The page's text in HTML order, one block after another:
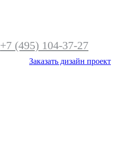
+7 (495) 104-37-27
Заказать дизайн проект